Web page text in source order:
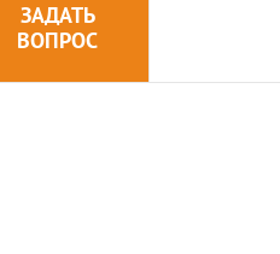
ЗАДАТЬ
ВОПРОС